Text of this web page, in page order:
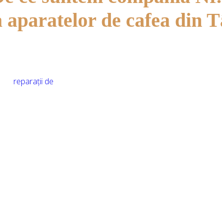
de cafea din
reparații de